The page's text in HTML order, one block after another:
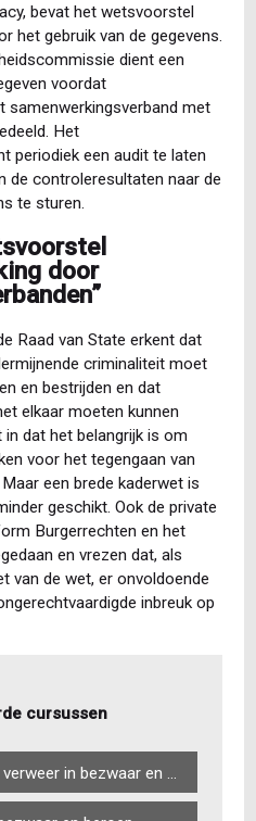
bevat het wetsvoorstel
het gebruik van de gegevens.
dient een
voordat
samenwerkingsverband met
Het
periodiek een audit te laten
de controleresultaten naar de
te sturen.
door
Raad van State erkent dat
criminaliteit moet
en bestrijden en dat
elkaar moeten kunnen
dat het belangrijk is om
voor het tegengaan van
een brede kaderwet is
geschikt. Ook de private
Burgerrechten en het
en vrezen dat, als
van de wet, er onvoldoende
inbreuk op
cursussen
Leergang Voeren van verweer in bezwaar en beroep